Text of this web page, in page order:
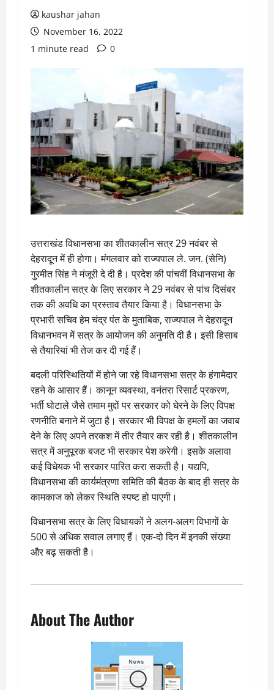
kaushar jahan
November 16, 2022
1 minute read
0
उत्तराखंड विधानसभा का शीतकालीन सत्र 29 नवंबर से
देहरादून में ही होगा। मंगलवार को राज्यपाल ले. जन. (सेनि)
गुरमीत सिंह ने मंजूरी दे दी है। प्रदेश की पांचवीं विधानसभा के
शीतकालीन सत्र के लिए सरकार ने 29 नवंबर से पांच दिसंबर
तक की अवधि का प्रस्ताव तैयार किया है। विधानसभा के
प्रभारी सचिव हेम चंद्र पंत के मुताबिक, राज्यपाल ने देहरादून
विधानभवन में सत्र के आयोजन की अनुमति दी है। इसी हिसाब
से तैयारियां भी तेज कर दी गई हैं।
बदली परिस्थितियों में होने जा रहे विधानसभा सत्र के हंगामेदार
रहने के आसार हैं। कानून व्यवस्था, वनंतरा रिसार्ट प्रकरण,
भर्ती घोटाले जैसे तमाम मुद्दों पर सरकार को घेरने के लिए विपक्ष
रणनीति बनाने में जुटा है। सरकार भी विपक्ष के हमलों का जवाब
देने के लिए अपने तरकश में तीर तैयार कर रही है। शीतकालीन
सत्र में अनुपूरक बजट भी सरकार पेश करेगी। इसके अलावा
कई विधेयक भी सरकार पारित करा सकती है। यद्यपि,
विधानसभा की कार्यमंत्रणा समिति की बैठक के बाद ही सत्र के
कामकाज को लेकर स्थिति स्पष्ट हो पाएगी।
विधानसभा सत्र के लिए विधायकों ने अलग-अलग विभागों के
500 से अधिक सवाल लगाए हैं। एक-दो दिन में इनकी संख्या
और बढ़ सकती है।
About The Author